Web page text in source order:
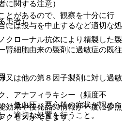
に関する注意）
患者）
ローナル抗体により精製した製
腎細胞由来の製剤に過敏症の既往
又は他の第８因子製剤に対し過敏
とがあるので、観察を十分に行
には投与を中止するなど適切な処
アナフィラキシー（頻度不
、低血圧、悪心等の症状が認めら
、適切な処置を行うこと。
効果や後発品の情報が一度に参照
クセスができます。